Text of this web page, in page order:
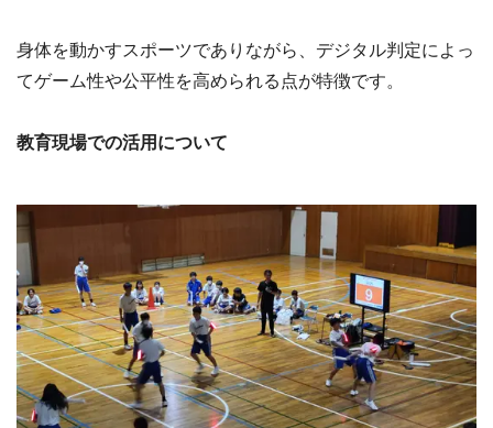
身体を動かすスポーツでありながら、デジタル判定によっ
てゲーム性や公平性を高められる点が特徴です。
教育現場での活用について